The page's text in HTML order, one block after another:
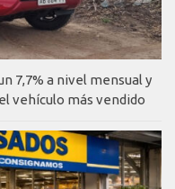
7,7% a nivel mensual y
vehículo más vendido